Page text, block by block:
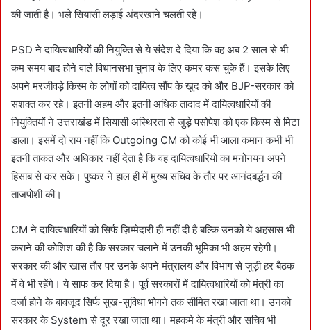
की जाती है। भले सियासी लड़ाई अंदरखाने चलती रहे।
PSD ने दायित्वधारियों की नियुक्ति से ये संदेश दे दिया कि वह अब 2 साल से भी
कम समय बाद होने वाले विधानसभा चुनाव के लिए कमर कस चुके हैं। इसके लिए
अपने मरजीवड़े किस्म के लोगों को दायित्व सौंप के खुद को और BJP-सरकार को
सशक्त कर रहे। इतनी अहम और इतनी अधिक तादाद में दायित्वधारियों की
नियुक्तियों ने उत्तराखंड में सियासी अस्थिरता से जुड़े पसोपेश को एक किस्म से मिटा
डाला। इसमें दो राय नहीं कि Outgoing CM को कोई भी आला कमान कभी भी
इतनी ताकत और अधिकार नहीं देता है कि वह दायित्वधारियों का मनोनयन अपने
हिसाब से कर सके। पुष्कर ने हाल ही में मुख्य सचिव के तौर पर आनंदबर्द्धन की
ताजपोशी की।
CM ने दायित्वधारियों को सिर्फ ज़िम्मेदारी ही नहीं दी है बल्कि उनको ये अहसास भी
कराने की कोशिश की है कि सरकार चलाने में उनकी भूमिका भी अहम रहेगी।
सरकार की और खास तौर पर उनके अपने मंत्रालय और विभाग से जुड़ी हर बैठक
में वे भी रहेंगे। ये साफ कर दिया है। पूर्व सरकारों में दायित्वधारियों को मंत्री का
दर्जा होने के बावजूद सिर्फ सुख-सुविधा भोगने तक सीमित रखा जाता था। उनको
सरकार के System से दूर रखा जाता था। महकमे के मंत्री और सचिव भी